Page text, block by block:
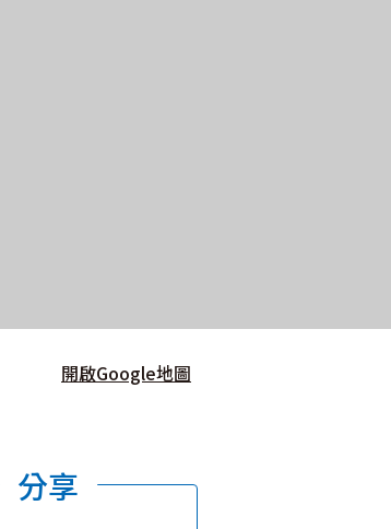
開啟Google地圖
分享